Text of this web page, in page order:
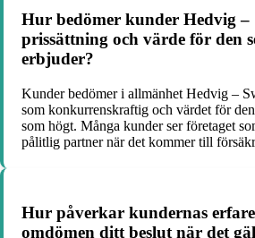
Hur bedömer kunder Hedvig –
prissättning och värde för den
erbjuder?
Kunder bedömer i allmänhet Hedvig –
som konkurrenskraftig och värdet för
som högt. Många kunder ser företaget
pålitlig partner när det kommer till
Hur påverkar kundernas
omdömen ditt beslut när det